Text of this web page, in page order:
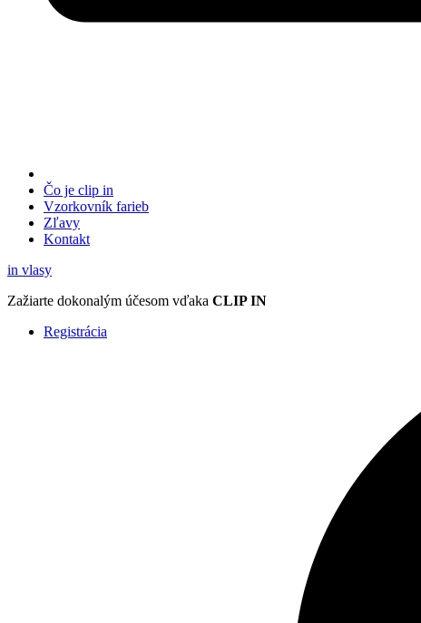
Čo je clip in
Vzorkovník farieb
Zľavy
Kontakt
in vlasy
Zažiarte dokonalým účesom vďaka CLIP IN
Registrácia